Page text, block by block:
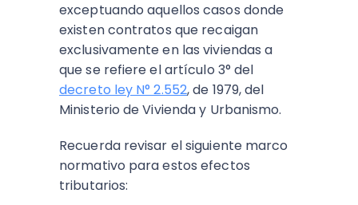
exceptuando aquellos casos donde
existen contratos que recaigan
exclusivamente en las viviendas a
que se refiere el artículo 3° del
decreto ley N° 2.552, de 1979, del
Ministerio de Vivienda y Urbanismo.
Recuerda revisar el siguiente marco
normativo para estos efectos
tributarios: